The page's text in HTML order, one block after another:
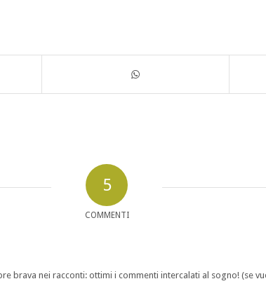
5
COMMENTI
brava nei racconti: ottimi i commenti intercalati al sogno! (se